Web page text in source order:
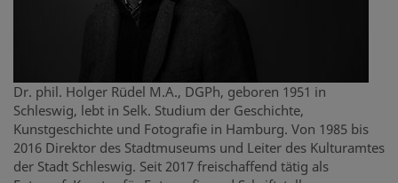
Dr. phil. Holger Rüdel M.A., DGPh, geboren 1951 in
Schleswig, lebt in Selk. Studium der Geschichte,
Kunstgeschichte und Fotografie in Hamburg. Von 1985 bis
2016 Direktor des Stadtmuseums und Leiter des Kulturamtes
der Stadt Schleswig. Seit 2017 freischaffend tätig als